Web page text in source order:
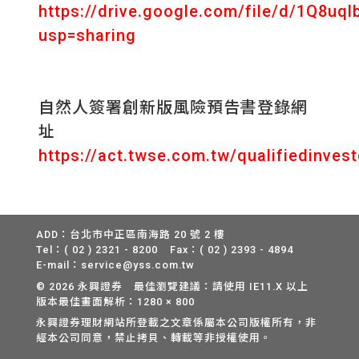
https://drive.google.com/file/d/
usp=sharing
自然人簽署創新版風險預告書登錄網
址
https://act.twse.com.tw/
ADD：台北市中正區南海路 20 號 2 樓
Tel：( 02 ) 2321 - 8200
Fax：( 02 ) 2393 - 4894
E-mail：service@yss.com.tw
© 2026 永興證券 最佳瀏覽建議：請使用 IE11.X 以上
版本最佳畫面解析：1280 × 800
永興證券理財網站所登載之文章係屬本公司版權所有，非
經本公司同意，禁止拷貝、轉載等非授權使用。